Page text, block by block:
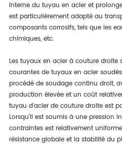
interne du tuyau en acier et
est particulièrement adapté au
composants corrosifs, tels que les
chimiques, etc.
Les tuyaux en acier à couture
courantes de tuyaux en acier
procédé de soudage continu droit,
production élevée et un coût
tuyau d'acier de couture droite est
Lorsqu'il est soumis à une pression
contraintes est relativement
résistance globale et la stabilité du